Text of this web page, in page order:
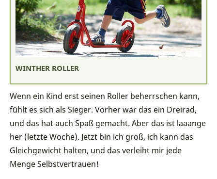
WINTHER ROLLER
Wenn ein Kind erst seinen Roller beherrschen kann,
fühlt es sich als Sieger. Vorher war das ein Dreirad,
und das hat auch Spaß gemacht. Aber das ist laaange
her (letzte Woche). Jetzt bin ich groß, ich kann das
Gleichgewicht halten, und das verleiht mir jede
Menge Selbstvertrauen!